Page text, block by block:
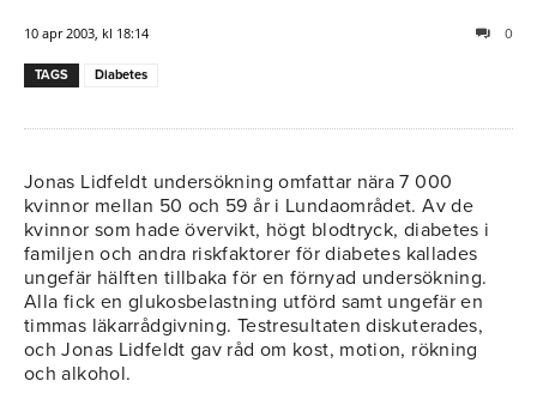
10 apr 2003, kl 18:14 0
TAGS Diabetes
Jonas Lidfeldt undersökning omfattar nära 7 000
kvinnor mellan 50 och 59 år i Lundaområdet. Av de
kvinnor som hade övervikt, högt blodtryck, diabetes i
familjen och andra riskfaktorer för diabetes kallades
ungefär hälften tillbaka för en förnyad undersökning.
Alla fick en glukosbelastning utförd samt ungefär en
timmas läkarrådgivning. Testresultaten diskuterades,
och Jonas Lidfeldt gav råd om kost, motion, rökning
och alkohol.